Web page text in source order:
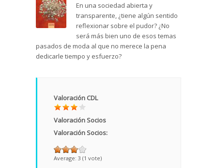
En una sociedad abierta y
transparente, ¿tiene algún sentido
reflexionar sobre el pudor? ¿No
será más bien uno de esos temas
pasados de moda al que no merece la pena
dedicarle tiempo y esfuerzo?
Valoración CDL
Valoración Socios
Valoración Socios:
Average: 3 (1 vote)